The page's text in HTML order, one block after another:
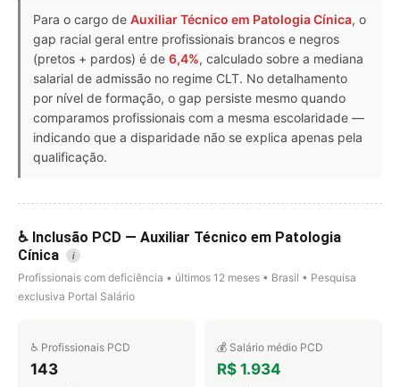
Para o cargo de Auxiliar Técnico em Patologia Cínica, o
gap racial geral entre profissionais brancos e negros
(pretos + pardos) é de 6,4%, calculado sobre a mediana
salarial de admissão no regime CLT. No detalhamento
por nível de formação, o gap persiste mesmo quando
comparamos profissionais com a mesma escolaridade —
indicando que a disparidade não se explica apenas pela
qualificação.
♿ Inclusão PCD — Auxiliar Técnico em Patologia
Cínica
i
Profissionais com deficiência • últimos 12 meses • Brasil • Pesquisa
exclusiva Portal Salário
♿ Profissionais PCD
143
💰 Salário médio PCD
R$ 1.934